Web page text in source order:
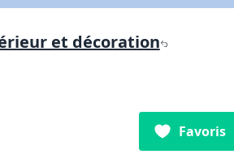
et décoration
Favoris